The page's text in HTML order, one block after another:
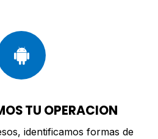
TU OPERACION
identificamos formas de